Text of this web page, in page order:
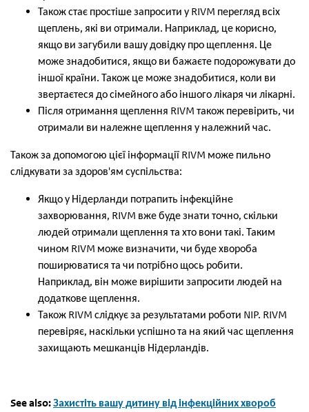
Також стає простіше запросити у RIVM перегляд всіх
щеплень, які ви отримали. Наприклад, це корисно,
якщо ви загубили вашу довідку про щеплення. Це
може знадобитися, якщо ви бажаєте подорожувати до
іншої країни. Також це може знадобитися, коли ви
звертаєтеся до сімейного або іншого лікаря чи лікарні.
Після отримання щеплення RIVM також перевірить, чи
отримали ви належне щеплення у належний час.
Також за допомогою цієї інформації RIVM може пильно
слідкувати за здоров'ям суспільства:
Якщо у Нідерланди потрапить інфекційне
захворювання, RIVM вже буде знати точно, скільки
людей отримали щеплення та хто вони такі. Таким
чином RIVM може визначити, чи буде хвороба
поширюватися та чи потрібно щось робити.
Наприклад, він може вирішити запросити людей на
додаткове щеплення.
Також RIVM слідкує за результатами роботи NIP. RIVM
перевіряє, наскільки успішно та на який час щеплення
захищають мешканців Нідерландів.
See also:Захистіть вашу дитину від інфекційних хвороб